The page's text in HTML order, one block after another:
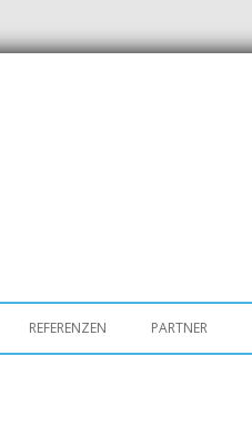
REFERENZEN PARTNER